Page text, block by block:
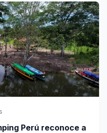
Perú reconoce a